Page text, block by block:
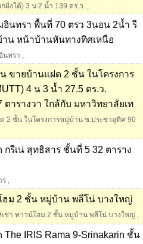
ฝั่งใต้) 3 น 2 น้ำ 139 ตร.ว. ,
นทรา พื้นที่ 70 ตรว 3นอน 2น้ำ รี
น หน้าบ้านหันทางทิศเหนือ
นทรา ,
ขายบ้านแฝด 2 ชั้น ในโครงการ
4 น 3 น้ำ 27.5 ตร.ว.
ารางวา ใกล้กับ มหาวิทยาลัยเท
2 ชั้น ในโครงการหมู่บ้าน ซ.ประชาอุทิศ 90
กรีเน่ สุทธิสาร ชั้นที่ 5 32 ตาราง
ร ,
ฮม 2 ชั้น หมู่บ้าน พลีโน่ บางใหญ่
เช่า ทาวน์โฮม 2 ชั้น หมู่บ้าน พลีโน่ บางใหญ่ ,
The IRIS Rama 9-Srinakarin ชั้น